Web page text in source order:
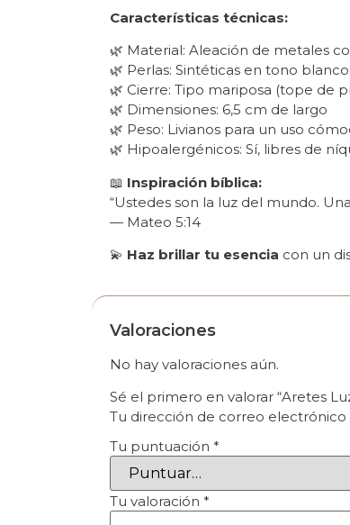
Características técnicas:
🌿 Material: Aleación de metales
🌿 Perlas: Sintéticas en tono
🌿 Cierre: Tipo mariposa (tope de
🌿 Dimensiones: 6,5 cm de largo
🌿 Peso: Livianos para un uso
🌿 Hipoalergénicos: Sí, libres de
📖 Inspiración bíblica:
“Ustedes son la luz del mundo.
— Mateo 5:14
💫 Haz brillar tu esencia con un
Valoraciones
No hay valoraciones aún.
Sé el primero en valorar “Aretes
Tu dirección de correo electrónico
Tu puntuación *
Tu valoración *